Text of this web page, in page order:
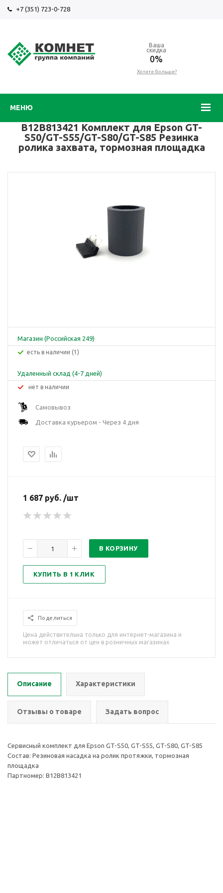
+7 (351) 723-0-728
МЕНЮ
Ваша
скидка
0%
Хотите больше?
B12B813421 Комплект для Epson GT-
S50/GT-S55/GT-S80/GT-S85 Резинка
ролика захвата, тормозная площадка
Магазин (Российская 249)
Есть в наличии (1)
Удаленный склад (4-7 дней)
Нет в наличии
Самовывоз
Доставка курьером - Через 4 дня
1 687 руб. /шт
В КОРЗИНУ
КУПИТЬ В 1 КЛИК
Поделиться
Цена действительна только для интернет-магазина и
может отличаться от цен в розничных магазинах
Описание Характеристики
Отзывы о товаре Задать вопрос
Сервисный комплект для Epson GT-S50, GT-S55, GT-S80, GT-S85
Состав: Резиновая насадка на ролик протяжки, тормозная
площадка
Партномер: B12B813421